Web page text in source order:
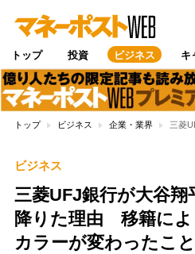
トップ 投資 ビジネス キ
トップ ビジネス 企業・業界 三菱
ビジネス
三菱UFJ銀行が大谷
降りた理由 移籍によ
カラーが変わったこ